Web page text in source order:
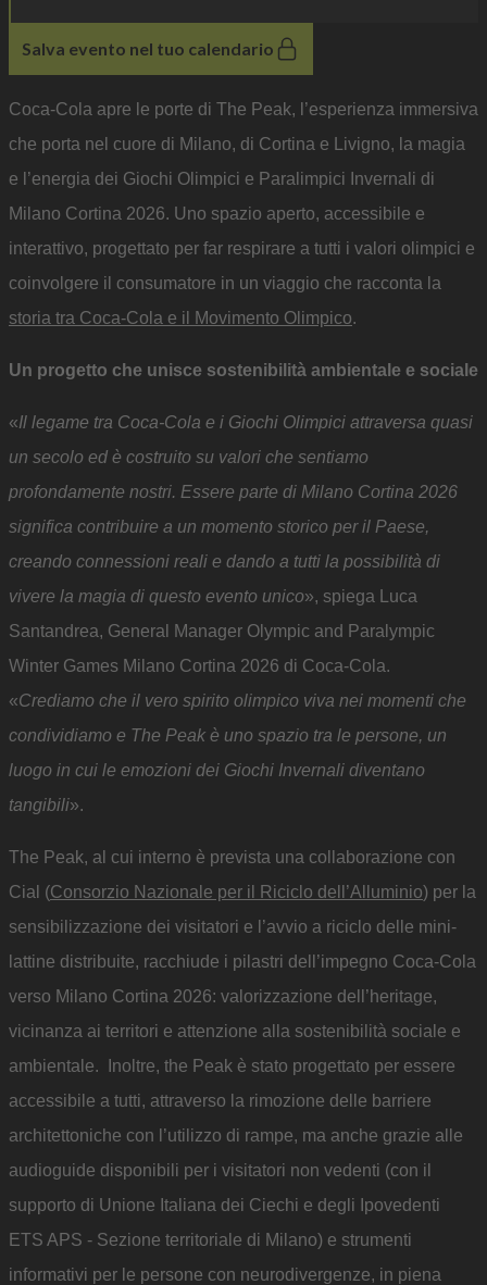
Salva evento nel tuo calendario
Coca-Cola apre le porte di The Peak, l’esperienza immersiva
che porta nel cuore di Milano, di Cortina e Livigno, la magia
e l’energia dei Giochi Olimpici e Paralimpici Invernali di
Milano Cortina 2026. Uno spazio aperto, accessibile e
interattivo, progettato per far respirare a tutti i valori olimpici e
coinvolgere il consumatore in un viaggio che racconta la
storia tra Coca-Cola e il Movimento Olimpico.
Un progetto che unisce sostenibilità ambientale e sociale
«Il legame tra Coca-Cola e i Giochi Olimpici attraversa quasi
un secolo ed è costruito su valori che sentiamo
profondamente nostri. Essere parte di Milano Cortina 2026
significa contribuire a un momento storico per il Paese,
creando connessioni reali e dando a tutti la possibilità di
vivere la magia di questo evento unico», spiega Luca
Santandrea, General Manager Olympic and Paralympic
Winter Games Milano Cortina 2026 di Coca-Cola.
«Crediamo che il vero spirito olimpico viva nei momenti che
condividiamo e The Peak è uno spazio tra le persone, un
luogo in cui le emozioni dei Giochi Invernali diventano
tangibili».
The Peak, al cui interno è prevista una collaborazione con
Cial (Consorzio Nazionale per il Riciclo dell’Alluminio) per la
sensibilizzazione dei visitatori e l’avvio a riciclo delle mini-
lattine distribuite, racchiude i pilastri dell’impegno Coca-Cola
verso Milano Cortina 2026: valorizzazione dell’heritage,
vicinanza ai territori e attenzione alla sostenibilità sociale e
ambientale. Inoltre, the Peak è stato progettato per essere
accessibile a tutti, attraverso la rimozione delle barriere
architettoniche con l’utilizzo di rampe, ma anche grazie alle
audioguide disponibili per i visitatori non vedenti (con il
supporto di Unione Italiana dei Ciechi e degli Ipovedenti
ETS APS - Sezione territoriale di Milano) e strumenti
informativi per le persone con neurodivergenze, in piena